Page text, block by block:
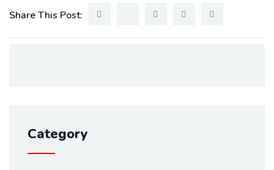
Share This Post:
Category